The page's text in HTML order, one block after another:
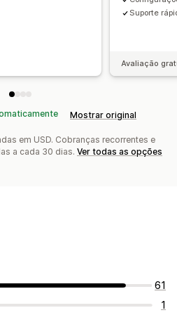
Suporte
Avaliação
Mostrar original
em USD. Cobranças recorrentes e
a cada 30 dias. Ver todas as opções
61
1